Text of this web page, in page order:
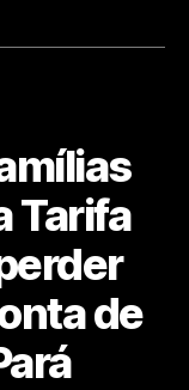
Tarifa
de